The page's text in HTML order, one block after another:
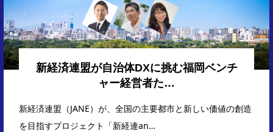
新経済連盟が自治体DXに挑む福岡ベンチ
ャー経営者た…
新経済連盟（JANE）が、全国の主要都市と新しい価値の創造
を目指すプロジェクト「新経連an…